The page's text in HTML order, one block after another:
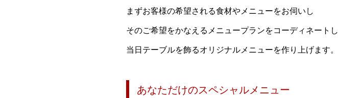
まずお客様の希望される食材やメニューをお伺いし
そのご希望をかなえるメニュープランをコーディネートし
当日テーブルを飾るオリジナルメニューを作り上げます。
あなただけのスペシャルメニュー